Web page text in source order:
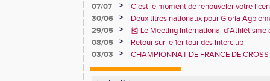
07/07
>
C’est le moment de renouveler votre
2026 !
30/06 >
Deux titres nationaux pour Gloria
France Para Athlétisme
29/05 >
🎽 Le Meeting International
juin 2025 !
08/05 >
Retour sur le 1er tour des Interclub
03/03
> CHAMPIONNAT DE FRANCE DE